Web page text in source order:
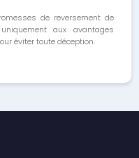
de reversement de
aux avantages
éviter toute déception.